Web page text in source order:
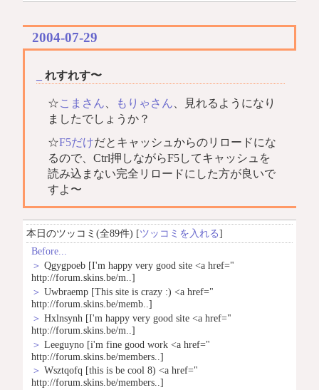
2004-07-29
れすれす〜
☆こまさん もりゃさん 、見れるようになり
ましたでしょうか？
☆F5だけだとキャッシュからのリロードにな
るので、Ctrl押しながらF5してキャッシュを
読み込まない完全リロードにした方が良いで
すよ〜
本日のツッコミ(全89件) [ツッコミを入れる]
Before...
＞ Qgygpoeb [I'm happy very good site <a href="
http://forum.skins.be/m..]
＞ Uwbraemp [This site is crazy :) <a href="
http://forum.skins.be/memb..]
＞ Hxlnsynh [I'm happy very good site <a href="
http://forum.skins.be/m..]
＞ Leeguyno [i'm fine good work <a href="
http://forum.skins.be/members..]
＞ Wsztqofq [this is be cool 8) <a href="
http://forum.skins.be/members..]